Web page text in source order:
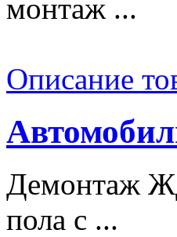
монтаж ...
Описание
Демонтаж
пола с ...